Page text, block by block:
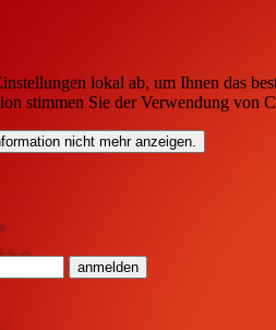
lokal ab, um Ihnen das
stimmen Sie der Verwendung von
nicht mehr anzeigen.